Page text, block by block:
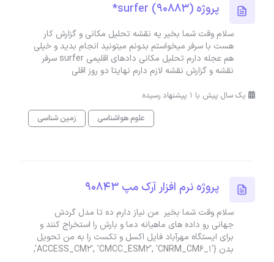
پروژه surfer (90883)*
سلام وقت شما بخیر یه نقشه تحلیل مکانی و گزارش کار
هست با سرفر میخواستم بدونم میتونید انجام بدید و خیلی
هم عجله دارم تحلیل مکانی دادهای اقلیمی surfer سرفر
نقشه و گزارش نقشه لازم دارم نهایتا دو روز اقلی
یک سال پیش با 1 پیشنهاد رسیده
علوم هواشناسی
زمین شناسی
پروژه نرم افزار آرک مپ 90843
سلام وقت شما بخیر من نیاز دارم ده تا مدل گردش
جهانی رو داده های ماهیانه دما و بارش را استخراج کنند و
برای ایستگاه مهرآباد فایل اکسل و تکست را به من تحویل
بدن {'ACCESS_CM2', 'CMCC_ESM2', 'CNRM_CM6_1',